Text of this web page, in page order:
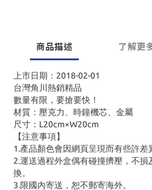
商品描述 了解更
上市日期：2018-02-01
台灣角川熱銷精品
數量有限，要搶要快！
材質：壓克力、時鐘機芯、金屬
尺寸：L20cm×W20cm
【注意事項】
1.產品顏色會因網頁呈現而有些許差
2.運送過程外盒偶有碰撞擠壓，不
換。
3.限國內寄送，恕不郵寄海外。